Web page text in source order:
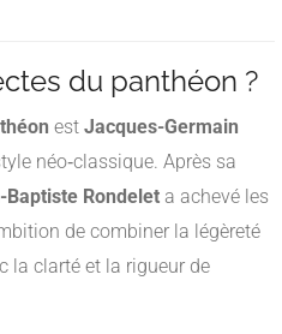
du panthéon ?
est Jacques-Germain
néo‑classique. Après sa
Baptiste Rondelet a achevé les
de combiner la légèreté
la clarté et la rigueur de